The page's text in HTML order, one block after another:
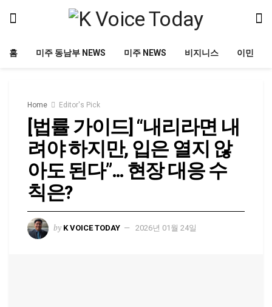
홈 미주 동남부 NEWS 미주 NEWS 비지니스 이민
Home Editor's Pick
[법률 가이드] “내리라면 내
려야 하지만, 입은 열지 않
아도 된다”… 현장 대응 수
칙은?
by K VOICE TODAY 2026년 01월 24일